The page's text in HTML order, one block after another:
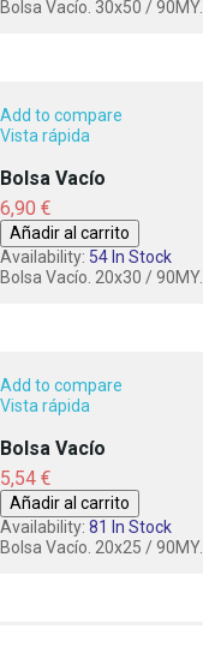
Bolsa Vacío. 30x50 /
Add to compare
Vista rápida
Bolsa Vacío
Precio
6,90 €
Añadir al carrito
Availability: 54 In Stock
Bolsa Vacío. 20x30 /
Add to compare
Vista rápida
Bolsa Vacío
Precio
5,54 €
Añadir al carrito
Availability: 81 In Stock
Bolsa Vacío. 20x25 /